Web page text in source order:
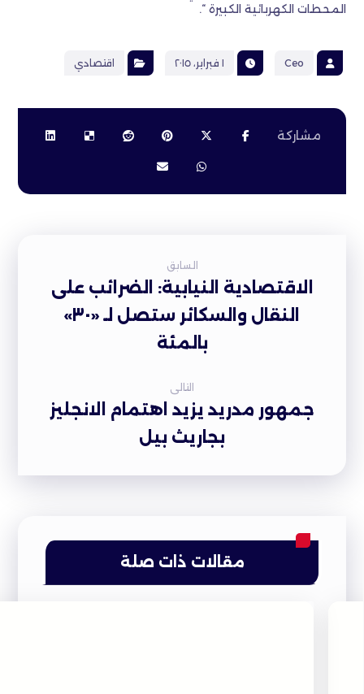
المحطات الكهربائية الكبيرة “.
Ceo ١ فبراير، ٢٠١٥ اقتصادي
السابق
الاقتصادية النيابية: الضرائب على
النقال والسكائر ستصل لـ «٣٠»
بالمئة
التالى
جمهور مدريد يزيد اهتمام الانجليز
بجاريث بيل
مقالات ذات صلة